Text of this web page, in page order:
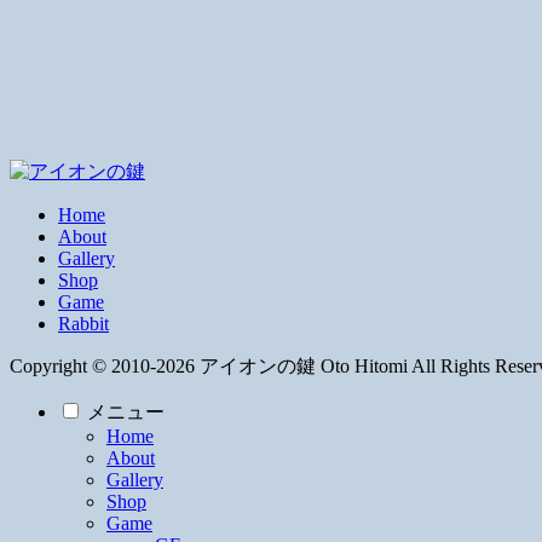
Home
About
Gallery
Shop
Game
Rabbit
Copyright © 2010-2026 アイオンの鍵 Oto Hitomi All Rights
メニュー
Home
About
Gallery
Shop
Game